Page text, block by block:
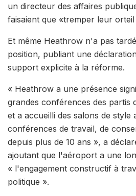
un directeur des affaires
faisaient que «tremper leur
Et même Heathrow n'a pas
position, publiant une
support explicite à la réforme.
« Heathrow a une présence
grandes conférences des partis
et a accueilli des salons de style
conférences de travail, de
depuis plus de 10 ans », a
ajoutant que l'aéroport a une
« l'engagement constructif à
politique ».